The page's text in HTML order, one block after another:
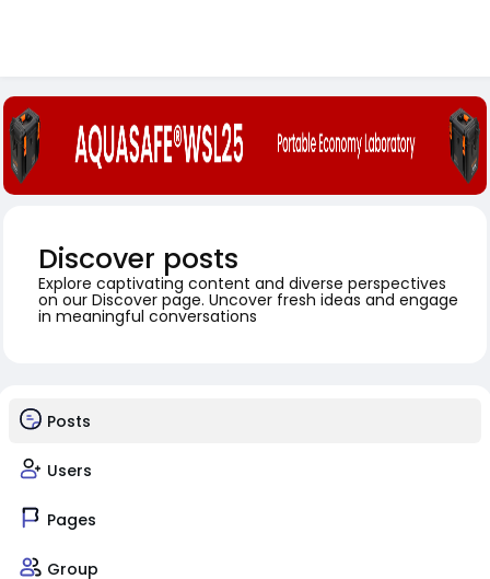
Discover posts
Explore captivating content and diverse perspectives
on our Discover page. Uncover fresh ideas and engage
in meaningful conversations
Posts
Users
Pages
Group